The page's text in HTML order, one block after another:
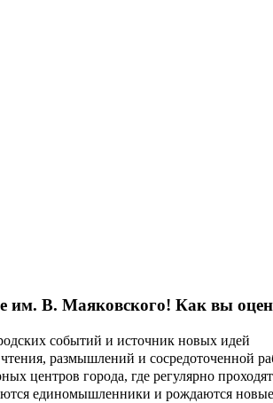
им. В. Маяковского! Как вы
событий и источник новых идей
размышлений и сосредоточенной
центров города, где регулярно
единомышленники и рождаются